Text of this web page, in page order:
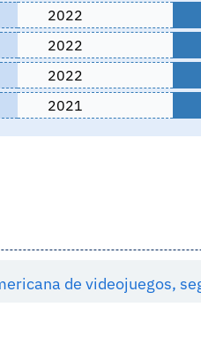
2022
2022
2022
2021
de videojuegos,